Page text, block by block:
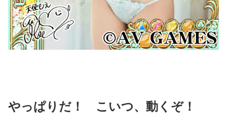
やっぱりだ！ こいつ、動くぞ！